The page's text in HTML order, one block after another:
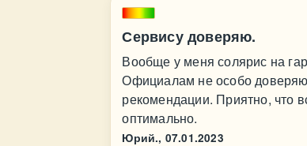
Сервису доверяю.
Вообще у меня солярис на
Официалам не особо
рекомендации. Приятно, что
оптимально.
Юрий., 07.01.2023